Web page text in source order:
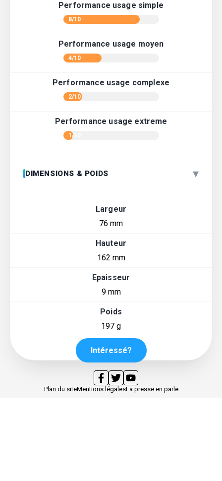
Performance usage simple
8/10
Performance usage moyen
4/10
Performance usage complexe
2/10
Performance usage extreme
1/10
DIMENSIONS & POIDS ▾
Largeur
76 mm
Hauteur
162 mm
Epaisseur
9 mm
Poids
197 g
Intéressé?
Plan du siteMentions légalesLa presse en parle